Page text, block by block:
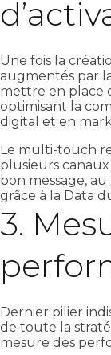
Une fois la
augmentés par
mettre en place
optimisant la
digital et en
Le multi-touch
plusieurs canaux
bon message,
grâce à la Data
3.
Dernier pilier
de toute la
mesure des